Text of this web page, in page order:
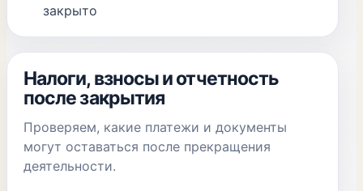
закрыто
Налоги, взносы и отчетность
после закрытия
Проверяем, какие платежи и документы
могут оставаться после прекращения
деятельности.